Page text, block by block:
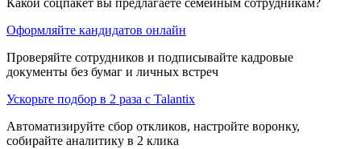
Какой соцпакет вы предлагаете семейным сотрудникам?
Оформляйте кандидатов онлайн
Проверяйте сотрудников и подписывайте кадровые
документы без бумаг и личных встреч
Ускорьте подбор в 2 раза с Talantix
Автоматизируйте сбор откликов, настройте воронку,
собирайте аналитику в 2 клика